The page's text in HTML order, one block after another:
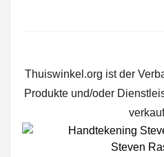
Thuiswinkel.org ist der
Produkte und/oder
Steven